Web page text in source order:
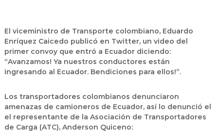
El viceministro de Transporte colombiano, Eduardo
Enríquez Caicedo publicó en Twitter, un video del
primer convoy que entró a Ecuador diciendo:
“Avanzamos! Ya nuestros conductores están
ingresando al Ecuador. Bendiciones para ellos!”.
Los transportadores colombianos denunciaron
amenazas de camioneros de Ecuador, así lo denunció el
el representante de la Asociación de Transportadores
de Carga (ATC), Anderson Quiceno: